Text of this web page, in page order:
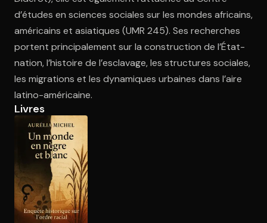
d’études en sciences sociales sur les mondes africains,
américains et asiatiques (UMR 245). Ses recherches
portent principalement sur la construction de l’État-
nation, l’histoire de l’esclavage, les structures sociales,
les migrations et les dynamiques urbaines dans l’aire
latino-américaine.
Livres